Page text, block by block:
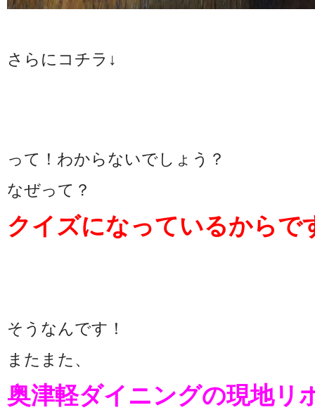
さらにコチラ↓
って！わからないでしょう？
なぜって？
クイズになっているからで
そうなんです！
またまた、
奥津軽ダイニングの現地リ